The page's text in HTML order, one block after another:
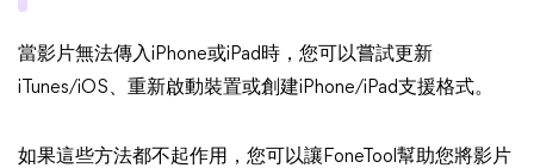
當影片無法傳入iPhone或iPad時，您可以嘗試更新
iTunes/iOS、重新啟動裝置或創建iPhone/iPad支援格式。
如果這些方法都不起作用，您可以讓FoneTool幫助您將影片